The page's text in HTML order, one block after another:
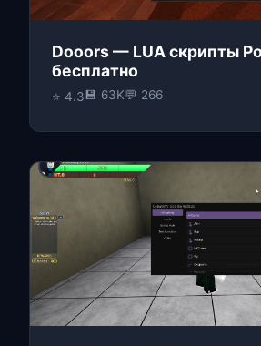
Dooors — LUA скрипты
бесплатно
⭐ 4.3💾 63K💬 266